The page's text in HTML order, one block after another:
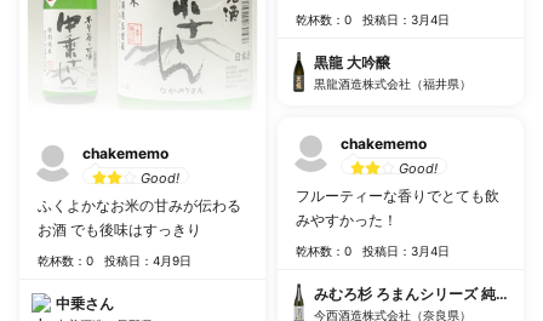
chakememo
Good!
ふくよかなお米の甘みが伝わる
お酒 でも後味はすっきり
乾杯数：0 投稿日：4月9日
中乗さん
乾杯数：0 投稿日：3月4日
黒龍 大吟醸
黒龍酒造株式会社（福井県）
chakememo
Good!
フルーティーな香りでとても飲
みやすかった！
乾杯数：0 投稿日：3月4日
みむろ杉 ろまんシリーズ 純米大
今西酒造株式会社（奈良県）